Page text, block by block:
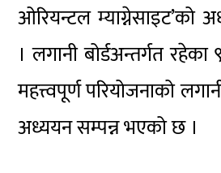
ओरियन्टल म्याग्नेसाइट’को
। लगानी बोर्डअन्तर्गत
महत्त्वपूर्ण परियोजनाको
अध्ययन सम्पन्न भएको छ ।